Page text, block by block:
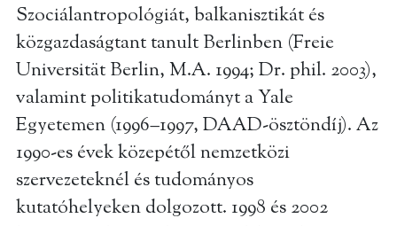
Szociálantropológiát, balkanisztikát és
közgazdaságtant tanult Berlinben (Freie
Universität Berlin, M.A. 1994; Dr. phil. 2003),
valamint politikatudományt a Yale
Egyetemen (1996–1997, DAAD-ösztöndíj). Az
1990-es évek közepétől nemzetközi
szervezeteknél és tudományos
kutatóhelyeken dolgozott. 1998 és 2002